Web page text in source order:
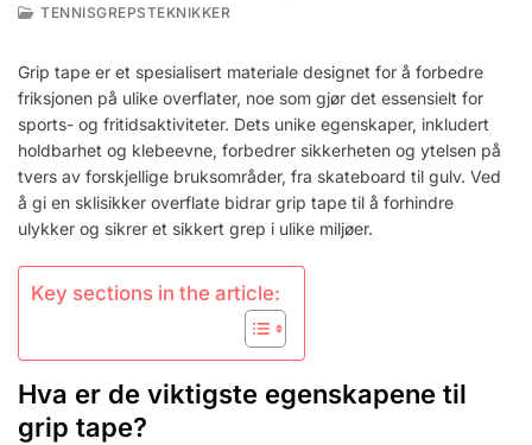
FORDELER,
BRUKSOMRÅDER
TENNISGREPSTEKNIKKER
Grip tape er et spesialisert materiale designet for å forbedre
friksjonen på ulike overflater, noe som gjør det essensielt for
sports- og fritidsaktiviteter. Dets unike egenskaper, inkludert
holdbarhet og klebeevne, forbedrer sikkerheten og ytelsen på
tvers av forskjellige bruksområder, fra skateboard til gulv. Ved
å gi en sklisikker overflate bidrar grip tape til å forhindre
ulykker og sikrer et sikkert grep i ulike miljøer.
Key sections in the article:
Hva er de viktigste egenskapene til
grip tape?